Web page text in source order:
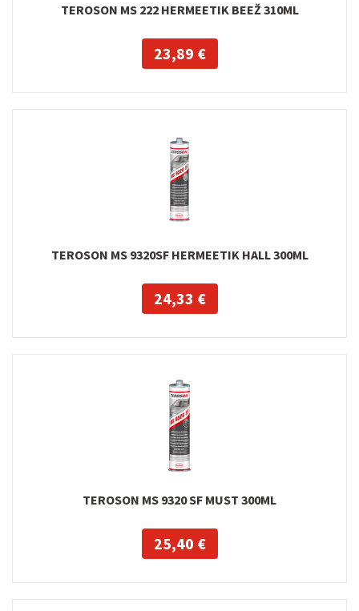
TEROSON MS 222 HERMEETIK BEEŽ 310ML
23,89 €
TEROSON MS 9320SF HERMEETIK HALL 300ML
24,33 €
TEROSON MS 9320 SF MUST 300ML
25,40 €